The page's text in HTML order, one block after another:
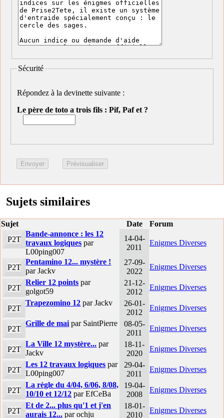
Sécurité
Répondez à la devinette suivante :
Le père de toto a trois fils : Pif, Paf et ?
Sujets similaires
Sujet Date
Forum
P2T
Bande-annonce : les 12
travaux logiques par
L00ping007
14-04-
2011
Enigmes Diverses
P2T
Pentamino 12... mystère !
par Jackv
27-09-
2022
Enigmes Diverses
P2T
Relier 12 points par
golgot59
21-12-
2012
Enigmes Diverses
P2T
Trapezomino 12 par Jackv
26-01-
2012
Enigmes Diverses
P2T
Grille de mai par SaintPierre
08-05-
2011
Enigmes Diverses
P2T
La Ville 12 mystère... par
Jackv
18-11-
2020
Enigmes Diverses
P2T
Les 12 travaux logiques par
L00ping007
29-04-
2011
Enigmes Diverses
P2T
La règle du 4/04, 6/06, 8/08,
10/10 et 12/12 par EfCeBa
19-04-
2008
Enigmes Diverses
P2T
Et de 2... plus qu'1 et j'en
aurais 12... par ochju
18-01-
2010
Enigmes Diverses